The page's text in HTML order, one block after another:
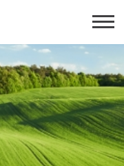
PL EN BG
JEZUSEM?